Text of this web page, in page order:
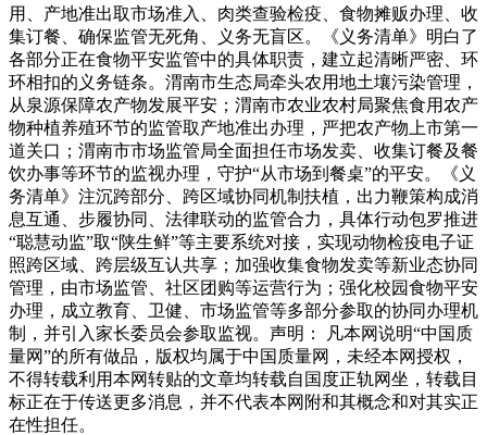
用、产地准出取市场准入、肉类查验检疫、食物摊贩办理、收
集订餐、确保监管无死角、义务无盲区。《义务清单》明白了
各部分正在食物平安监管中的具体职责，建立起清晰严密、环
环相扣的义务链条。渭南市生态局牵头农用地土壤污染管理，
从泉源保障农产物发展平安；渭南市农业农村局聚焦食用农产
物种植养殖环节的监管取产地准出办理，严把农产物上市第一
道关口；渭南市市场监管局全面担任市场发卖、收集订餐及餐
饮办事等环节的监视办理，守护“从市场到餐桌”的平安。《义
务清单》注沉跨部分、跨区域协同机制扶植，出力鞭策构成消
息互通、步履协同、法律联动的监管合力，具体行动包罗推进
“聪慧动监”取“陕生鲜”等主要系统对接，实现动物检疫电子证
照跨区域、跨层级互认共享；加强收集食物发卖等新业态协同
管理，由市场监管、社区团购等运营行为；强化校园食物平安
办理，成立教育、卫健、市场监管等多部分参取的协同办理机
制，并引入家长委员会参取监视。声明： 凡本网说明“中国质
量网”的所有做品，版权均属于中国质量网，未经本网授权，
不得转载利用本网转贴的文章均转载自国度正轨网坐，转载目
标正在于传送更多消息，并不代表本网附和其概念和对其实正
在性担任。